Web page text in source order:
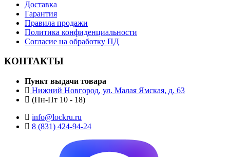
Доставка
Гарантия
Правила продажи
Политика конфиденциальности
Согласие на обработку ПД
КОНТАКТЫ
Пункт выдачи товара
Нижний Новгород, ул. Малая Ямская, д. 63
(Пн-Пт 10 - 18)
info@lockru.ru
8 (831) 424-94-24